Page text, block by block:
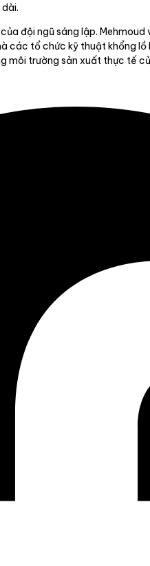
đội ngũ sáng lập.
các tổ chức kỹ thuật khổng
trường sản xuất thực tế